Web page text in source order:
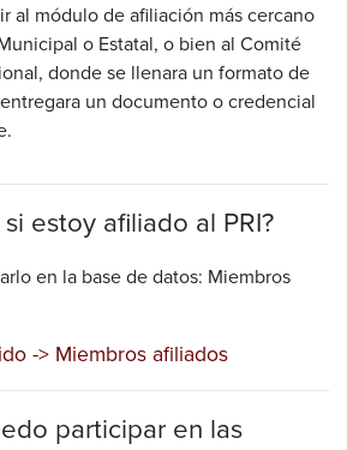
al módulo de afiliación más cercano
o Estatal, o bien al Comité
donde se llenara un formato de
un documento o credencial
estoy afiliado al PRI?
en la base de datos: Miembros
-> Miembros afiliados
participar en las